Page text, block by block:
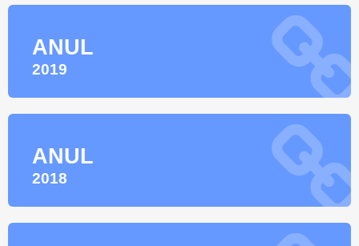
ANUL
2019
ANUL
2018